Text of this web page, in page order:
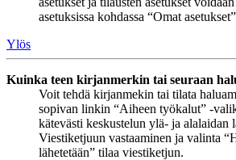
asetuksissa kohdassa “Omat
Ylös
Kuinka teen kirjanmerkin tai seuraan
Voit tehdä kirjanmekin tai tilata
sopivan linkin “Aiheen työkalut” -
kätevästi keskustelun ylä- ja alalaidan
Viestiketjuun vastaaminen ja valinta
lähetetään” tilaa viestiketjun.